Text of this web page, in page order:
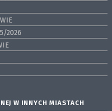
2026
W INNYCH MIASTACH